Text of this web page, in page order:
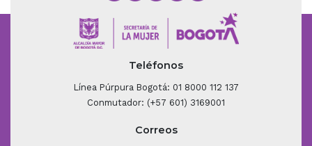
Teléfonos
Línea Púrpura Bogotá: 01 8000 112 137
Conmutador: (+57 601) 3169001
Correos